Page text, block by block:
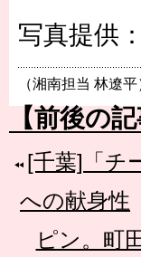
写真提供
（湘南担当 林遼平
【前後の記
[千葉]「チ
への献身性
ピン。町